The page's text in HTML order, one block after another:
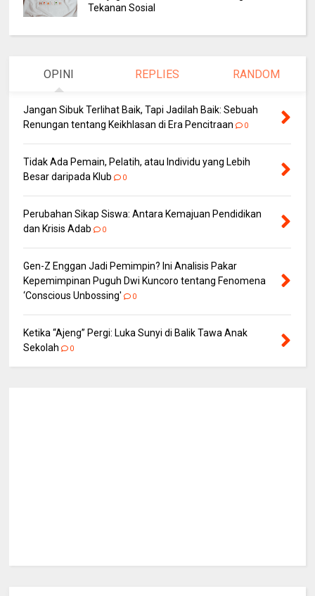
Tekanan Sosial
OPINI REPLIES RANDOM
Jangan Sibuk Terlihat Baik, Tapi Jadilah Baik: Sebuah
Renungan tentang Keikhlasan di Era Pencitraan
0
Tidak Ada Pemain, Pelatih, atau Individu yang Lebih
Besar daripada Klub
0
Perubahan Sikap Siswa: Antara Kemajuan Pendidikan
dan Krisis Adab
0
Gen-Z Enggan Jadi Pemimpin? Ini Analisis Pakar
Kepemimpinan Puguh Dwi Kuncoro tentang Fenomena
‘Conscious Unbossing'
0
Ketika “Ajeng” Pergi: Luka Sunyi di Balik Tawa Anak
Sekolah
0